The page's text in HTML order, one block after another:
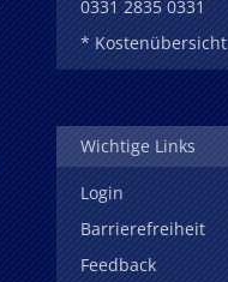
0331 2835 0331
* Kostenübersicht
Wichtige Links
Login
Barrierefreiheit
Feedback